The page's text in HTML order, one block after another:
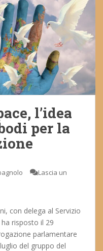
l’idea
per la
Lascia un
con delega al Servizio
risposto il 29
parlamentare
del gruppo del